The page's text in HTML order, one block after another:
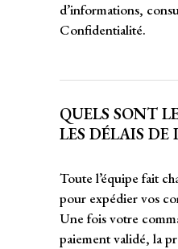
d’informations,
Confidentialité.
QUELS SONT
LES DÉLAIS DE
Toute l’équipe fait
pour expédier vos
Une fois votre
paiement validé, la